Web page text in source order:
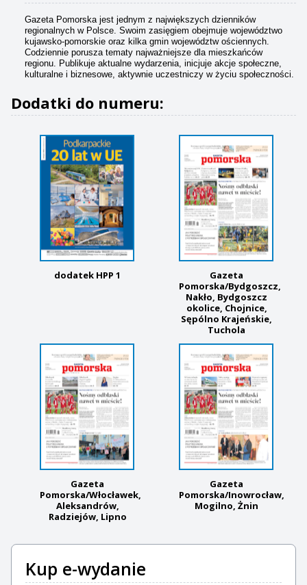
Gazeta Pomorska jest jednym z największych dzienników
regionalnych w Polsce. Swoim zasięgiem obejmuje województwo
kujawsko-pomorskie oraz kilka gmin województw ościennych.
Codziennie porusza tematy najważniejsze dla mieszkańców
regionu. Publikuje aktualne wydarzenia, inicjuje akcje społeczne,
kulturalne i biznesowe, aktywnie uczestniczy w życiu społeczności.
Dodatki do numeru:
dodatek HPP 1
Gazeta
Pomorska/Bydgoszcz,
Nakło, Bydgoszcz
okolice, Chojnice,
Sępólno Krajeńskie,
Tuchola
Gazeta
Pomorska/Włocławek,
Aleksandrów,
Radziejów, Lipno
Gazeta
Pomorska/Inowrocław,
Mogilno, Żnin
Kup e-wydanie